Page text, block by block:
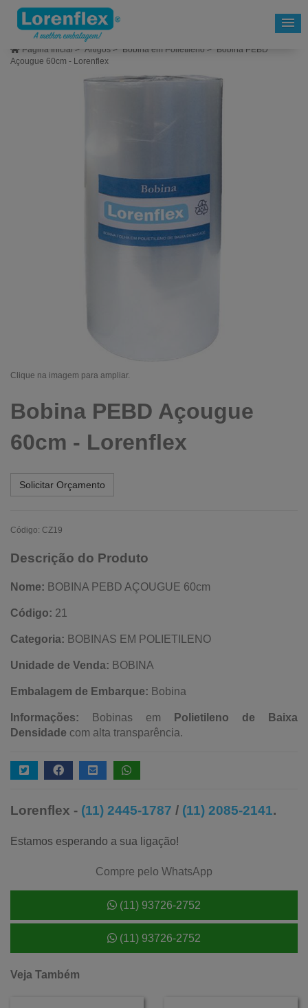
Página Inicial > Artigos > Bobina em Polietileno > Bobina PEBD
Açougue 60cm - Lorenflex
Clique na imagem para ampliar.
Bobina PEBD Açougue
60cm - Lorenflex
Solicitar Orçamento
Código: CZ19
Descrição do Produto
Nome: BOBINA PEBD AÇOUGUE 60cm
Código: 21
Categoria: BOBINAS EM POLIETILENO
Unidade de Venda: BOBINA
Embalagem de Embarque: Bobina
Informações: Bobinas em
Polietileno de Baixa
Densidade com alta transparência.
Lorenflex - (11) 2445-1787 / (11) 2085-2141.
Estamos esperando a sua ligação!
Compre pelo WhatsApp
(11) 93726-2752
(11) 93726-2752
Veja Também